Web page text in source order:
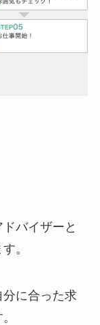
バイザーと
。
に合った求